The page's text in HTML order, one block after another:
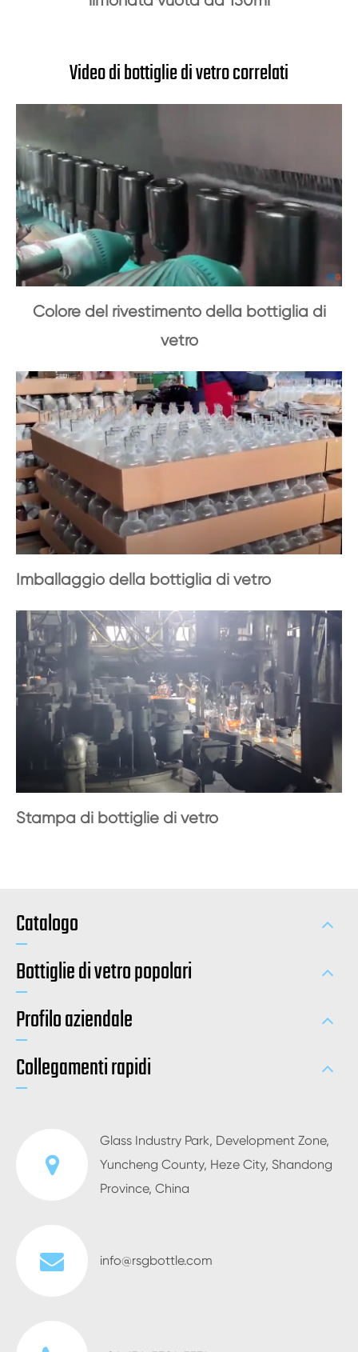
Video di bottiglie di vetro correlati
Colore del rivestimento della bottiglia di
vetro
Imballaggio della bottiglia di vetro
Stampa di bottiglie di vetro
Catalogo
Bottiglie di vetro popolari
Profilo aziendale
Collegamenti rapidi
Glass Industry Park, Development Zone,
Yuncheng County, Heze City, Shandong
Province, China
info@rsgbottle.com